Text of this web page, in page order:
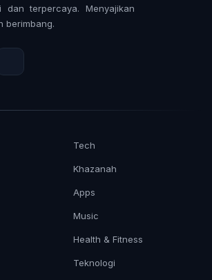
dan terpercaya. Menyajikan
berimbang.
Tech
Khazanah
Apps
Music
Health & Fitness
Teknologi